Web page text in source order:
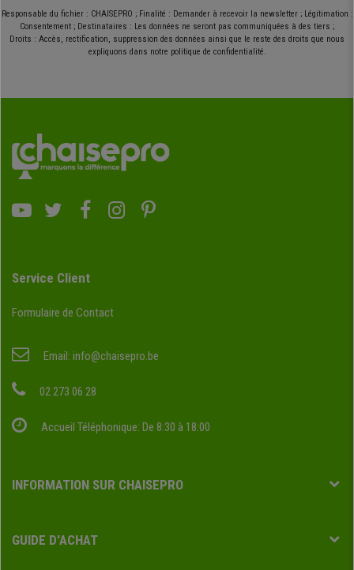
Responsable du fichier : CHAISEPRO ; Finalité : Demander à recevoir la newsletter ; Légitimation :
Consentement ; Destinataires : Les données ne seront pas communiquées à des tiers ;
Droits : Accès, rectification, suppression des données ainsi que le reste des droits que nous
expliquons dans notre politique de confidentialité.
Service Client
Formulaire de Contact
Email: info@chaisepro.be
02 273 06 28
Accueil Téléphonique: De 8:30 à 18:00
INFORMATION SUR CHAISEPRO
GUIDE D'ACHAT